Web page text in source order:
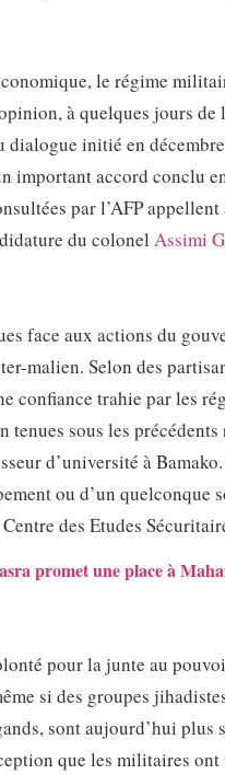
le régime
à quelques jours
initié en
important accord conclu
par l’AFP
du colonel Assimi
face aux actions du
malien. Selon des
confiance trahie par les
tenues sous les
d’université à
ou d’un quelconque
des Etudes
promet une place à
pour la junte au
si des groupes
sont aujourd’hui plus
que les militaires